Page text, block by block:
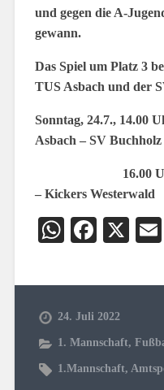
und gegen die A-
gewann.
Das Spiel um Platz 3
TUS Asbach und der
Sonntag, 24.7., 14.00
Asbach – SV Buchholz
16.00 Uhr:
– Kickers Westerwald
X
24. Juli 2022
1. Mannschaft,
1.Mannschaft,